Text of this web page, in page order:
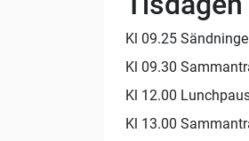
Kl 09.25
Kl 09.30
Kl 12.00
Kl 13.00